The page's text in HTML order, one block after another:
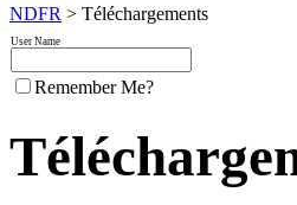
NDFR > Téléchargements
User Name
Remember Me?